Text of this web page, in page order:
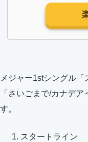
メジャー1stシングル
「さいごまで/カナデ
す。
スタートライン